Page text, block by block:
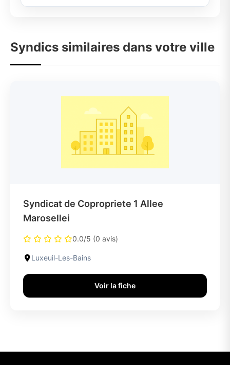
Syndics similaires dans votre ville
Syndicat de Copropriete 1 Allee
Marosellei
0.0/5 (0 avis)
Luxeuil-Les-Bains
Voir la fiche